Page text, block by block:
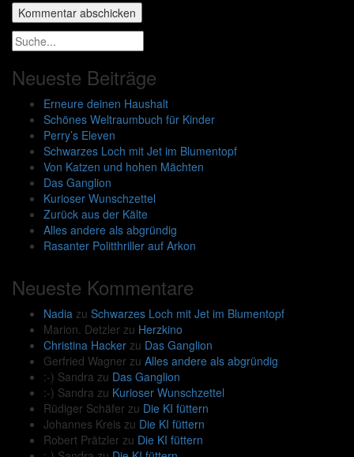
Neueste Beiträge
Erneure deinen Haushalt
Schönes Weltraumbuch für Kinder
Perry’s Eleven
Schwarzes Loch mit Jet im Blumentopf
Von Katzen und hohen Mächten
Das Ganglion
Kurioser Wunschzettel
Zurück aus der Kälte
Alles andere als abgründig
Rasanter Politthriller auf Arkon
Neueste Kommentare
Nadia zu Schwarzes Loch mit Jet im Blumentopf
Marion. Detzler zu Herzkino
Christina Hacker zu Das Ganglion
Gerfried Wagner zu Alles andere als abgründig
:-) Sandra zu Das Ganglion
:-) Sandra zu Kurioser Wunschzettel
Rüdiger Schäfer zu Die KI füttern
Johannes Kreis zu Die KI füttern
Robert Prätzler zu Die KI füttern